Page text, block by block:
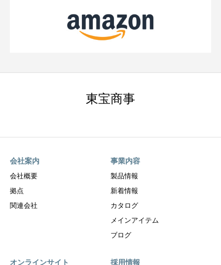
東宝商事
会社案内
会社概要
拠点
関連会社
事業内容
製品情報
新着情報
カタログ
メインアイテム
ブログ
オンラインサイト 採用情報